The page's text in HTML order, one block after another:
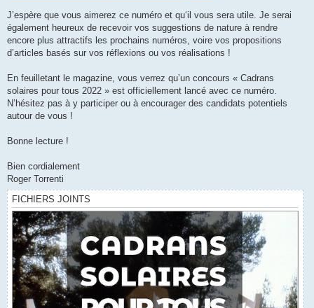
J’espère que vous aimerez ce numéro et qu‘il vous sera utile. Je serai
également heureux de recevoir vos suggestions de nature à rendre
encore plus attractifs les prochains numéros, voire vos propositions
d’articles basés sur vos réflexions ou vos réalisations !
En feuilletant le magazine, vous verrez qu’un concours « Cadrans
solaires pour tous 2022 » est officiellement lancé avec ce numéro.
N’hésitez pas à y participer ou à encourager des candidats potentiels
autour de vous !
Bonne lecture !
Bien cordialement
Roger Torrenti
FICHIERS JOINTS